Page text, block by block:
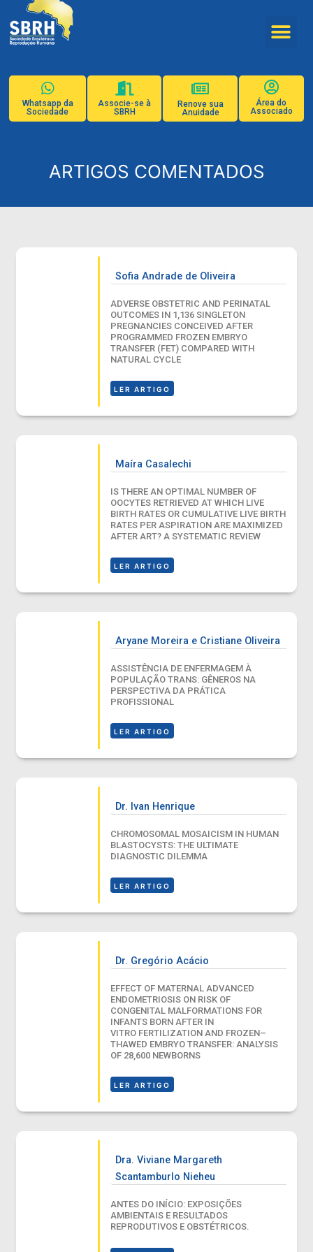
Whatsapp da
Sociedade
Associe-se à
SBRH
Renove sua
Anuidade
Área do
Associado
ARTIGOS COMENTADOS
Sofia Andrade de Oliveira
ADVERSE OBSTETRIC AND PERINATAL
OUTCOMES IN 1,136 SINGLETON
PREGNANCIES CONCEIVED AFTER
PROGRAMMED FROZEN EMBRYO
TRANSFER (FET) COMPARED WITH
NATURAL CYCLE
LER ARTIGO
Maíra Casalechi
IS THERE AN OPTIMAL NUMBER OF
OOCYTES RETRIEVED AT WHICH LIVE
BIRTH RATES OR CUMULATIVE LIVE BIRTH
RATES PER ASPIRATION ARE MAXIMIZED
AFTER ART? A SYSTEMATIC REVIEW
LER ARTIGO
Aryane Moreira e Cristiane Oliveira
ASSISTÊNCIA DE ENFERMAGEM À
POPULAÇÃO TRANS: GÊNEROS NA
PERSPECTIVA DA PRÁTICA
PROFISSIONAL
LER ARTIGO
Dr. Ivan Henrique
CHROMOSOMAL MOSAICISM IN HUMAN
BLASTOCYSTS: THE ULTIMATE
DIAGNOSTIC DILEMMA
LER ARTIGO
Dr. Gregório Acácio
EFFECT OF MATERNAL ADVANCED
ENDOMETRIOSIS ON RISK OF
CONGENITAL MALFORMATIONS FOR
INFANTS BORN AFTER IN
VITRO FERTILIZATION AND FROZEN–
THAWED EMBRYO TRANSFER: ANALYSIS
OF 28,600 NEWBORNS
LER ARTIGO
Dra. Viviane Margareth
Scantamburlo Nieheu
ANTES DO INÍCIO: EXPOSIÇÕES
AMBIENTAIS E RESULTADOS
REPRODUTIVOS E OBSTÉTRICOS.